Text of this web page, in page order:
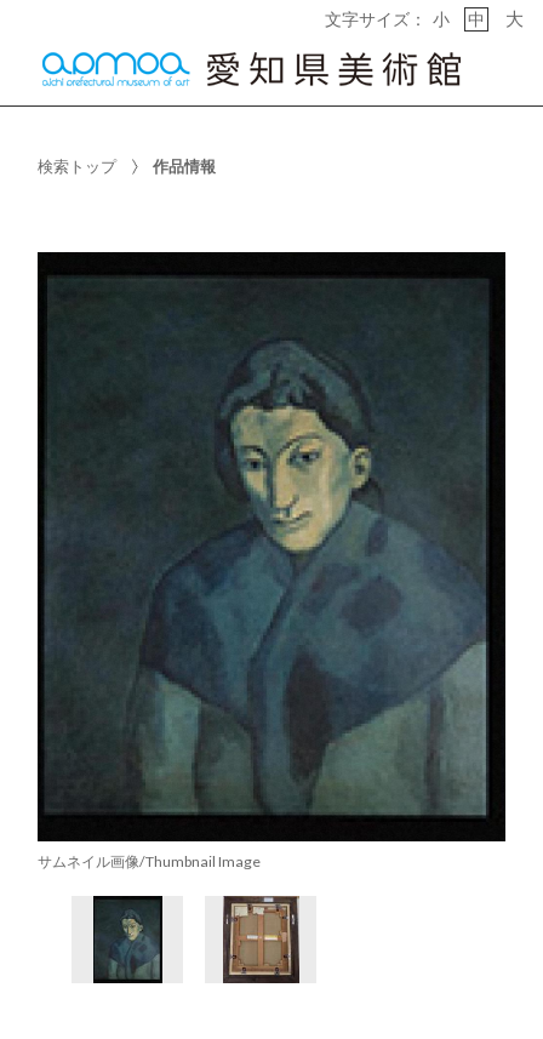
文字サイズ： 小 中 大
検索トップ 作品情報
サムネイル画像/Thumbnail Image